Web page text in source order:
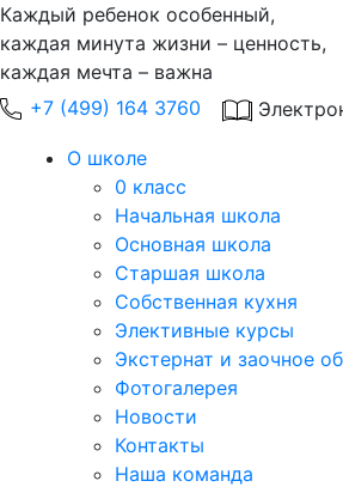
Каждый ребенок особенный,
каждая минута жизни – ценность,
каждая мечта – важна
+7 (499) 164 3760
О школе
0 класс
Начальная школа
Основная школа
Старшая школа
Собственная кухня
Элективные курсы
Экстернат и заочное
Фотогалерея
Новости
Контакты
Наша команда